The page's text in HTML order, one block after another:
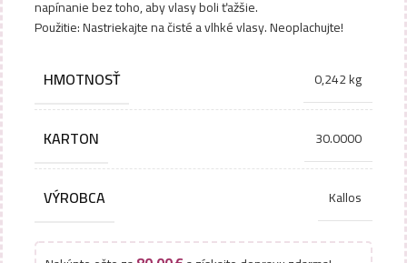
napínanie bez toho, aby vlasy boli ťažšie.
Použitie: Nastriekajte na čisté a vlhké vlasy. Neoplachujte!
HMOTNOSŤ 0,242 kg
KARTON 30.0000
VÝROBCA Kallos